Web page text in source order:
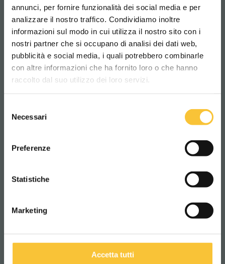
annunci, per fornire funzionalità dei social media e per
analizzare il nostro traffico. Condividiamo inoltre
informazioni sul modo in cui utilizza il nostro sito con i
nostri partner che si occupano di analisi dei dati web,
pubblicità e social media, i quali potrebbero combinarle
con altre informazioni che ha fornito loro o che hanno
raccolto dal suo utilizzo dei loro servizi.
delNecessari
Preferenze
Statistiche
Marketing
Accetta tutti
Grado de protección
IP 23
Ruido
65.9 dB (A)
Scegli il paese in cui ti trovi e la tua
lingua per una migliore esperienza di
navigazione